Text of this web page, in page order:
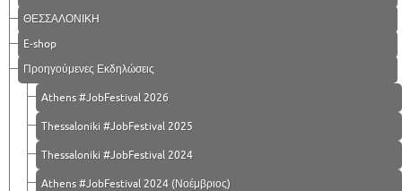
ΘΕΣΣΑΛΟΝΙΚΗ
E-shop
Προηγούμενες Εκδηλώσεις
Athens #JobFestival 2026
Thessaloniki #JobFestival 2025
Thessaloniki #JobFestival 2024
Athens #JobFestival 2024 (Νοέμβριος)